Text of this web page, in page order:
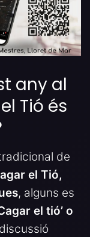
any al
Tió és
de
el Tió,
, alguns es
el tió’ o